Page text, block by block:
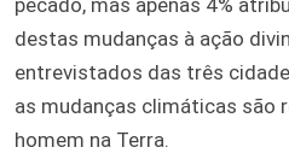
destas mudanças à ação
entrevistados das três
as mudanças climáticas são
homem na Terra.